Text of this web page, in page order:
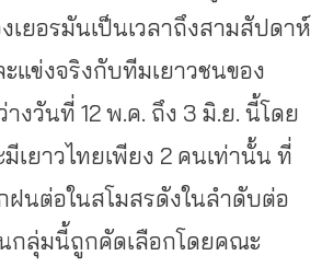
เยอรมันเป็นเวลาถึงสามสัปดาห์
แข่งจริงกับทีมเยาวชนของ
งวันที่ 12 พ.ค. ถึง 3 มิ.ย. นี้โดย
เยาวไทยเพียง 2 คนเท่านั้น ที่
ฝนต่อในสโมสรดังในลำดับต่อ
กลุ่มนี้ถูกคัดเลือกโดยคณะ